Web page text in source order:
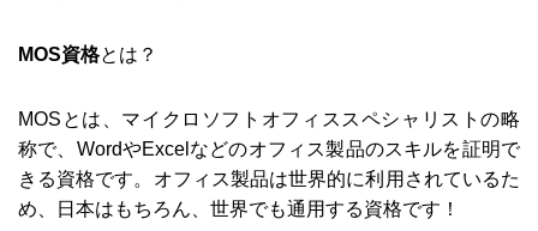
MOS資格とは？
MOSとは、マイクロソフトオフィススペシャリストの略
称で、WordやExcelなどのオフィス製品のスキルを証明で
きる資格です。オフィス製品は世界的に利用されているた
め、日本はもちろん、世界でも通用する資格です！